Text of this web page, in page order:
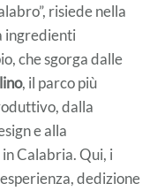
risiede nella
ingredienti
che sgorga dalle
, il parco più
dalla
e alla
Calabria. Qui, i
dedizione